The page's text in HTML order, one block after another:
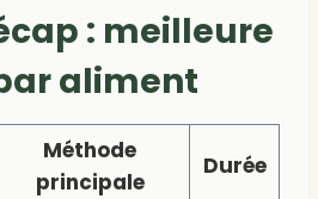
: meilleure
aliment
Méthode
principale
Durée